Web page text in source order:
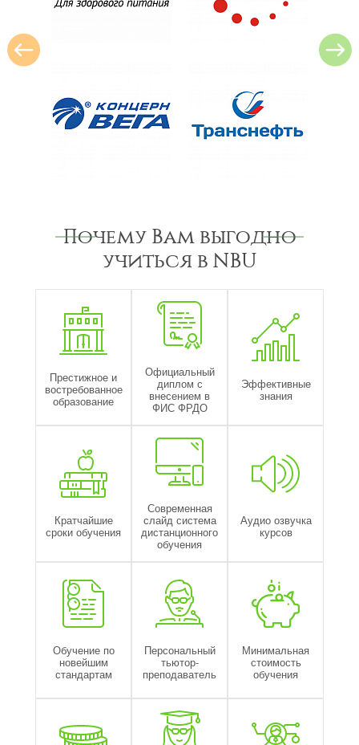
Почему Вам выгодно
учиться в NBU
Престижное и
востребованное
образование
Официальный
диплом с
внесением в
ФИС ФРДО
Эффективные
знания
Кратчайшие
сроки обучения
Современная
слайд система
дистанционного
обучения
Аудио озвучка
курсов
Обучение по
новейшим
стандартам
Персональный
тьютор-
преподаватель
Минимальная
стоимость
обучения